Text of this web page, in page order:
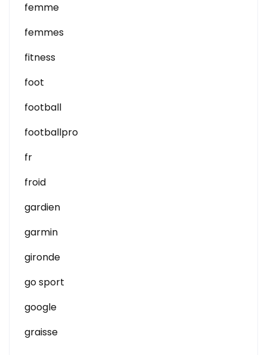
femme
femmes
fitness
foot
football
footballpro
fr
froid
gardien
garmin
gironde
go sport
google
graisse